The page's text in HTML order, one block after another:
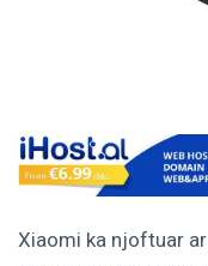
Xiaomi ka njoftuar